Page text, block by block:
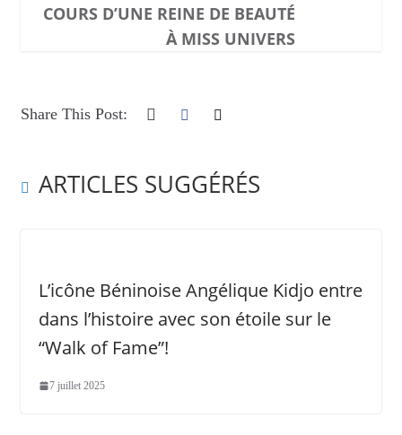
COURS D’UNE REINE DE BEAUTÉ
À MISS UNIVERS
Share This Post:
ARTICLES SUGGÉRÉS
L’icône Béninoise Angélique Kidjo entre
dans l’histoire avec son étoile sur le
“Walk of Fame”!
7 juillet 2025